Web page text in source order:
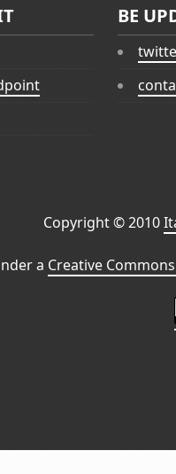
BE
Copyright © 2010
a Creative